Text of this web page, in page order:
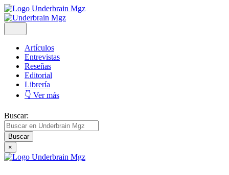
Artículos
Entrevistas
Reseñas
Editorial
Librería
👇 Ver más
Buscar:
×